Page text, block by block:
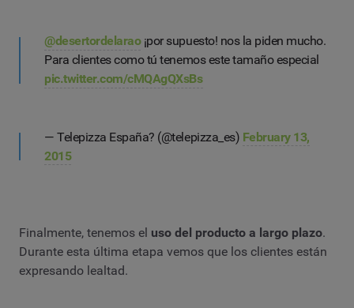
@desertordelarao¡por supuesto! nos la piden mucho.
Para clientes como tú tenemos este tamaño especial
pic.twitter.com/cMQAgQXsBs
— Telepizza España? (@telepizza_es) February 13,
2015
Finalmente, tenemos el uso del producto a largo plazo.
Durante esta última etapa vemos que los clientes están
expresando lealtad.